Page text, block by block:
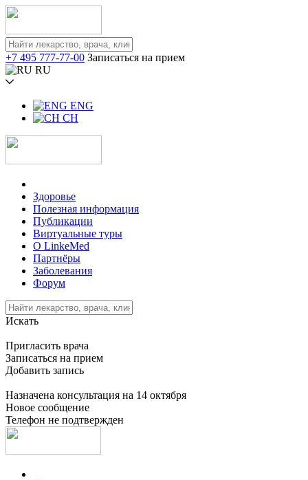
+7 495 777-77-00 Записаться на прием
RU
ENG
CH
Здоровье
Полезная информация
Публикации
Виртуальные туры
О LinkeMed
Партнёры
Заболевания
Форум
Искать
Пригласить врача
Записаться на прием
Добавить запись
Назначена консультация на 14 октября
Новое сообщение
Телефон не подтвержден